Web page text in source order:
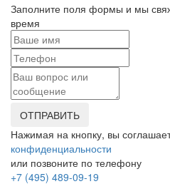
Заполните поля формы и мы
время
ОТПРАВИТЬ
Нажимая на кнопку, вы
конфиденциальности
или позвоните по телефону
+7 (495) 489-09-19